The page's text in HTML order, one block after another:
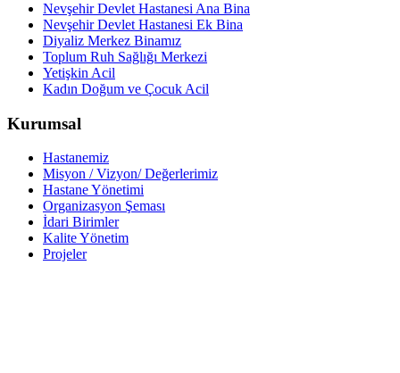
Nevşehir Devlet Hastanesi Ana Bina
Nevşehir Devlet Hastanesi Ek Bina
Diyaliz Merkez Binamız
Toplum Ruh Sağlığı Merkezi
Yetişkin Acil
Kadın Doğum ve Çocuk Acil
Kurumsal
Hastanemiz
Misyon / Vizyon/ Değerlerimiz
Hastane Yönetimi
Organizasyon Şeması
İdari Birimler
Kalite Yönetim
Projeler